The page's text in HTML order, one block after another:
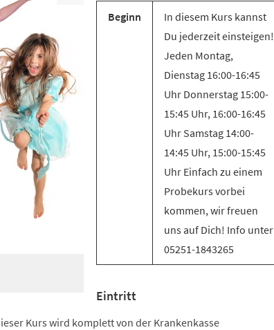
Beginn
In diesem Kurs kannst
Du jederzeit einsteigen!
Jeden Montag,
Dienstag 16:00-16:45
Uhr Donnerstag 15:00-
15:45 Uhr, 16:00-16:45
Uhr Samstag 14:00-
14:45 Uhr, 15:00-15:45
Uhr Einfach zu einem
Probekurs vorbei
kommen, wir freuen
uns auf Dich! Info unter
05251-1843265
Eintritt
Kurs wird komplett von der Krankenkasse